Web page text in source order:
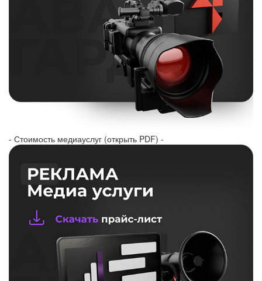
- Стоимость медиауслуг (открыть PDF) -